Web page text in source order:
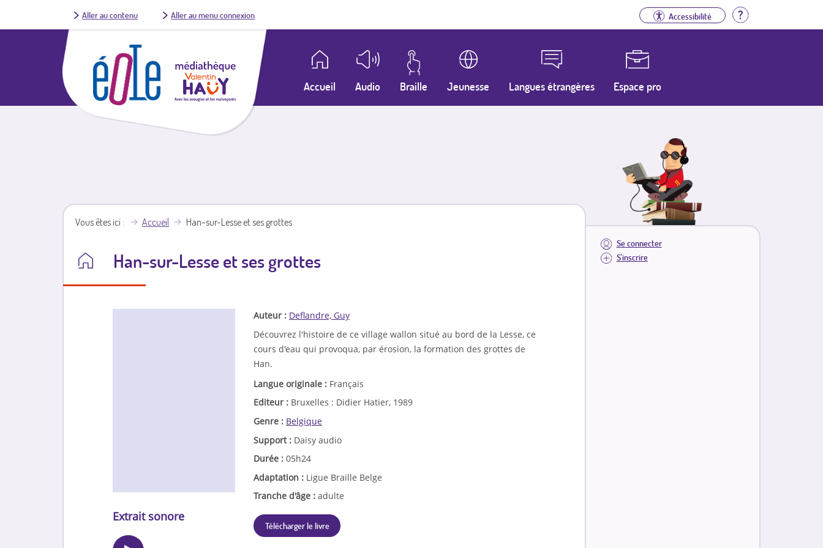
Aller au contenu Aller au menu connexion Accessibilité Aide
Accueil Audio Braille Jeunesse Langues étrangères Espace pro
Se connecter
S'inscrire
Vous êtes ici Accueil Han-sur-Lesse et ses grottes
Han-sur-Lesse et ses grottes
Auteur : Deflandre, Guy
Découvrez l'histoire de ce village wallon situé au bord de la Lesse, ce
cours d'eau qui provoqua, par érosion, la formation des grottes de
Han.
Langue originale : Français
Editeur : Bruxelles : Didier Hatier, 1989
Genre : Belgique
Support : Daisy audio
Durée : 05h24
Adaptation : Ligue Braille Belge
Tranche d'âge : adulte
Télécharger le livre
Extrait sonore